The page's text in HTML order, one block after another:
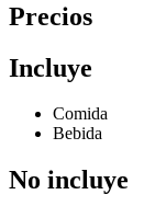
Precios
Incluye
Comida
Bebida
No incluye